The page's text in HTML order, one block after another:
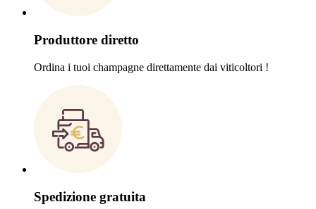
Produttore diretto
Ordina i tuoi champagne direttamente dai viticoltori !
Spedizione gratuita